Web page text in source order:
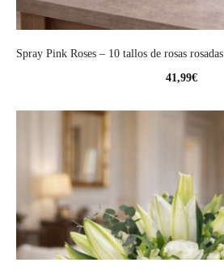
Spray Pink Roses – 10 tallos de rosas rosadas
41,99€